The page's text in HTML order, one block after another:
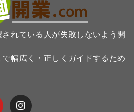
れている人が失敗しないよう開
幅広く・正しくガイドするため
I
n